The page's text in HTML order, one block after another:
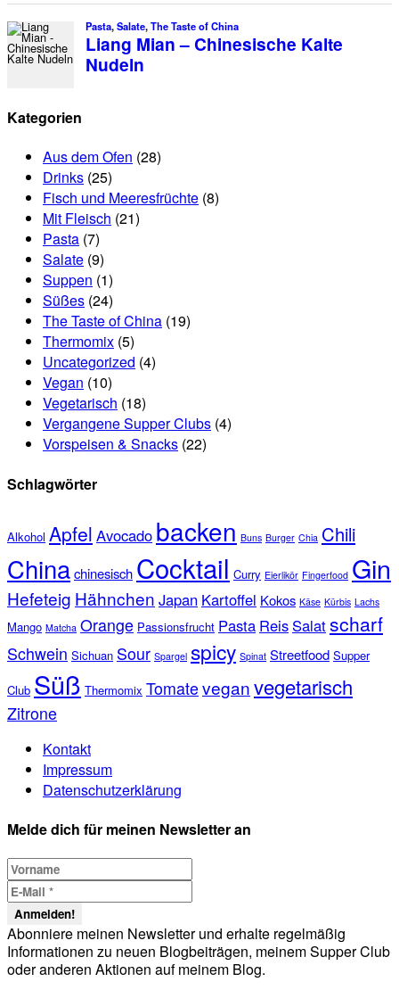
Pasta,Salate,The Taste of China
Liang Mian – Chinesische Kalte
Nudeln
Kategorien
Aus dem Ofen (28)
Drinks (25)
Fisch und Meeresfrüchte (8)
Mit Fleisch (21)
Pasta (7)
Salate (9)
Suppen (1)
Süßes (24)
The Taste of China (19)
Thermomix (5)
Uncategorized (4)
Vegan (10)
Vegetarisch (18)
Vergangene Supper Clubs (4)
Vorspeisen & Snacks (22)
Schlagwörter
Alkohol Apfel Avocado backen Buns Burger Chia Chili
Chinachinesisch Cocktail Curry Eierlikör Fingerfood Gin
Hefeteig Hähnchen Japan Kartoffel Kokos Käse Kürbis Lachs
Mango Matcha Orange Passionsfrucht Pasta Reis Salatscharf
Schwein Sichuan Sour Spargel spicy Spinat Streetfood Supper
Club Süß Thermomix Tomateveganvegetarisch
Zitrone
Kontakt
Impressum
Datenschutzerklärung
Melde dich für meinen Newsletter an
Abonniere meinen Newsletter und erhalte regelmäßig
Informationen zu neuen Blogbeiträgen, meinem Supper Club
oder anderen Aktionen auf meinem Blog.